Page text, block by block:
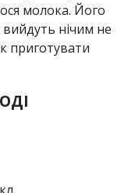
молока. Його
нічим не
приготувати